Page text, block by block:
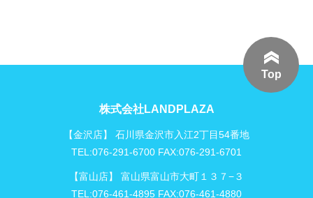
Top
株式会社LANDPLAZA
【金沢店】 石川県金沢市入江2丁目54番地
TEL:076-291-6700 FAX:076-291-6701
【富山店】 富山県富山市大町１３７−３
TEL:076-461-4895 FAX:076-461-4880